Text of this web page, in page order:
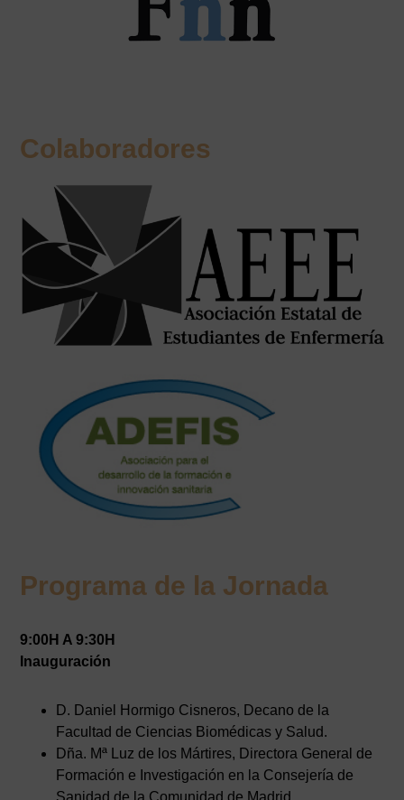
Colaboradores
Programa de la Jornada
9:00H A 9:30H
Inauguración
D. Daniel Hormigo Cisneros, Decano de la
Facultad de Ciencias Biomédicas y Salud.
Dña. Mª Luz de los Mártires, Directora General de
Formación e Investigación en la Consejería de